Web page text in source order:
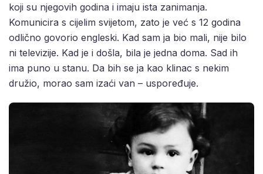
koji su njegovih godina i imaju ista zanimanja.
Komunicira s cijelim svijetom, zato je već s 12 godina
odlično govorio engleski. Kad sam ja bio mali, nije bilo
ni televizije. Kad je i došla, bila je jedna doma. Sad ih
ima puno u stanu. Da bih se ja kao klinac s nekim
družio, morao sam izaći van – uspoređuje.